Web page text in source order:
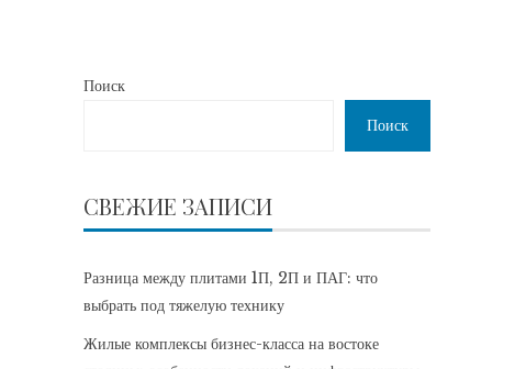
Поиск
Поиск
СВЕЖИЕ ЗАПИСИ
Разница между плитами 1П, 2П и ПАГ: что
выбрать под тяжелую технику
Жилые комплексы бизнес-класса на востоке